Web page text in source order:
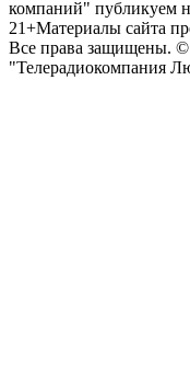
компаний" публикуем
21+Материалы сайта
Все права защищены. ©
"Телерадиокомпания